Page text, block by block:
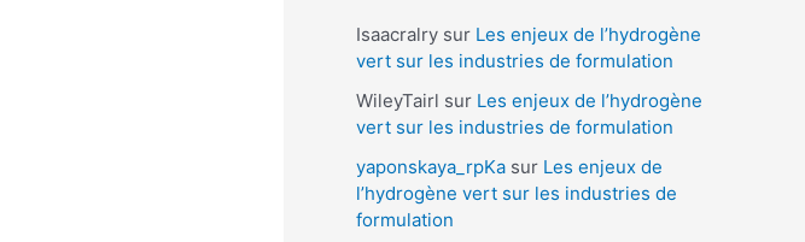
Isaacralry sur Les enjeux de l’hydrogène
vert sur les industries de formulation
WileyTairl sur Les enjeux de l’hydrogène
vert sur les industries de formulation
yaponskaya_rpKa sur Les enjeux de
l’hydrogène vert sur les industries de
formulation